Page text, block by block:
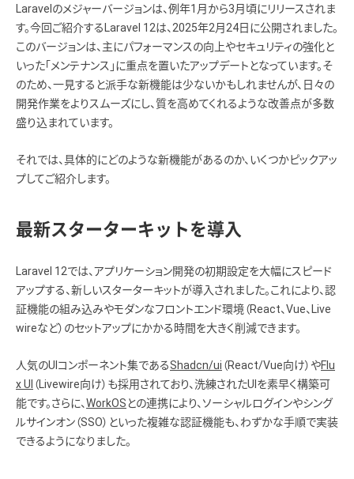
Laravelのメジャーバージョンは、例年1月から3月頃にリリースされま
す。今回ご紹介するLaravel 12は、2025年2月24日に公開されました。
このバージョンは、主にパフォーマンスの向上やセキュリティの強化と
いった「メンテナンス」に重点を置いたアップデートとなっています。そ
のため、一見すると派手な新機能は少ないかもしれませんが、日々の
開発作業をよりスムーズにし、質を高めてくれるような改善点が多数
盛り込まれています。
それでは、具体的にどのような新機能があるのか、いくつかピックアッ
プしてご紹介します。
最新スターターキットを導入
Laravel 12では、アプリケーション開発の初期設定を大幅にスピード
アップする、新しいスターターキットが導入されました。これにより、認
証機能の組み込みやモダンなフロントエンド環境（React、Vue、Live
wireなど）のセットアップにかかる時間を大きく削減できます。
人気のUIコンポーネント集であるShadcn/ui （React/Vue向け）やFlu
x UI （Livewire向け）も採用されており、洗練されたUIを素早く構築可
能です。さらに、WorkOS との連携により、ソーシャルログインやシング
ルサインオン（SSO）といった複雑な認証機能も、わずかな手順で実装
できるようになりました。